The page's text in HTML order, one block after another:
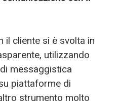
il cliente si è svolta in
utilizzando
messaggistica
piattaforme di
strumento molto